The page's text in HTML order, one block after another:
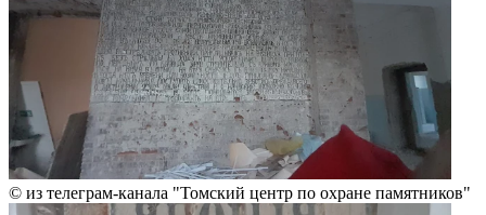
© из телеграм-канала "Томский центр по охране памятников"